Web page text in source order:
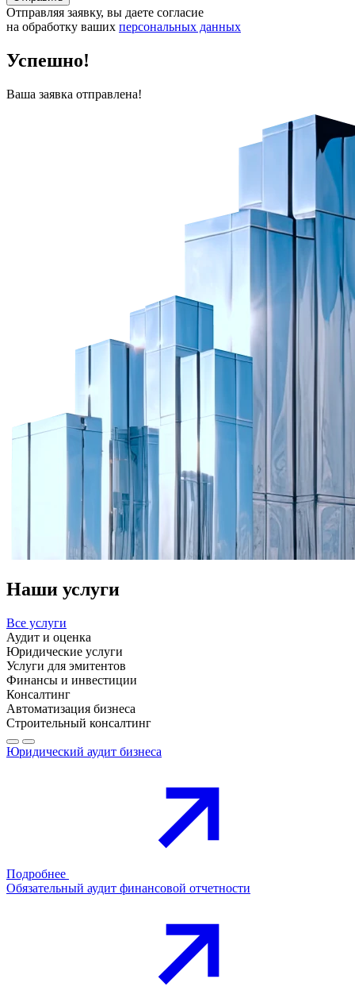
Отправляя заявку, вы даете согласие
на обработку ваших персональных данных
Успешно!
Ваша заявка отправлена!
Наши услуги
Все услуги
Аудит и оценка
Юридические услуги
Услуги для эмитентов
Финансы и инвестиции
Консалтинг
Автоматизация бизнеса
Строительный консалтинг
Юридический аудит бизнеса
Подробнее
Обязательный аудит финансовой отчетности